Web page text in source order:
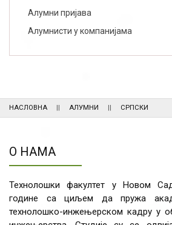
Алумни пријава
Алумнисти у компанијама
НАСЛОВНА АЛУМНИ СРПСКИ
О НАМА
Технолошки факултет у Новом
године са циљем да пружа
технолошко-инжењерском кадру у